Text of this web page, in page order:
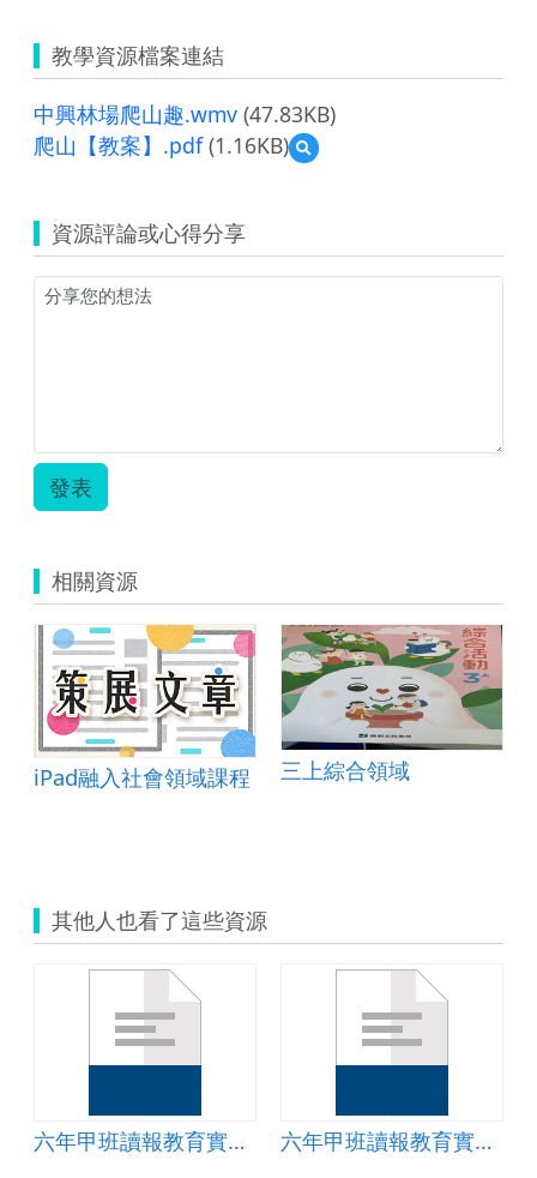
教學資源檔案連結
中興林場爬山趣.wmv (47.83KB)
爬山【教案】.pdf(1.16KB)
預
覽
案】.pdf
資源評論或心得分享
發表
相關資源
iPad融入社會領域課程
三上綜合領域
其他人也看了這些資源
六年甲班讀報教育實施計畫 六年甲班讀報教育實施計畫